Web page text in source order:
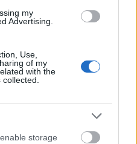
my
Advertising.
Use,
of my
with the
storage
Αγγλικών του
εξ αποστάσεως σε
δωμάτιο του σπιτιού